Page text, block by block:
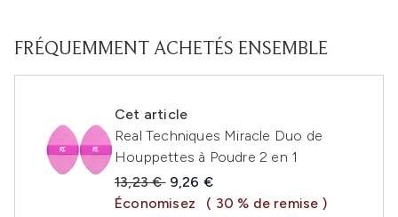
FRÉQUEMMENT ACHETÉS ENSEMBLE
Cet article
Real Techniques Miracle Duo de
Houppettes à Poudre 2 en 1
Prix de vente :
13,23 € Prix ​​actuel :
9,26 €
Économisez
( 30 % de remise )